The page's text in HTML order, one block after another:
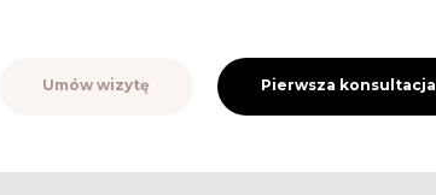
Umów wizytę Pierwsza konsultacja